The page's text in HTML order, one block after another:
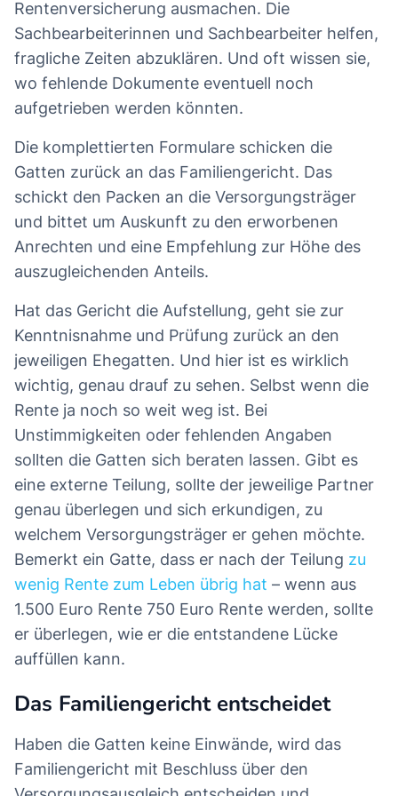
Rentenversicherung ausmachen. Die
Sachbearbeiterinnen und Sachbearbeiter helfen,
fragliche Zeiten abzuklären. Und oft wissen sie,
wo fehlende Dokumente eventuell noch
aufgetrieben werden könnten.
Die komplettierten Formulare schicken die
Gatten zurück an das Familiengericht. Das
schickt den Packen an die Versorgungsträger
und bittet um Auskunft zu den erworbenen
Anrechten und eine Empfehlung zur Höhe des
auszugleichenden Anteils.
Hat das Gericht die Aufstellung, geht sie zur
Kenntnisnahme und Prüfung zurück an den
jeweiligen Ehegatten. Und hier ist es wirklich
wichtig, genau drauf zu sehen. Selbst wenn die
Rente ja noch so weit weg ist. Bei
Unstimmigkeiten oder fehlenden Angaben
sollten die Gatten sich beraten lassen. Gibt es
eine externe Teilung, sollte der jeweilige Partner
genau überlegen und sich erkundigen, zu
welchem Versorgungsträger er gehen möchte.
Bemerkt ein Gatte, dass er nach der Teilung zu
wenig Rente zum Leben übrig hat – wenn aus
1.500 Euro Rente 750 Euro Rente werden, sollte
er überlegen, wie er die entstandene Lücke
auffüllen kann.
Das Familiengericht entscheidet
Haben die Gatten keine Einwände, wird das
Familiengericht mit Beschluss über den